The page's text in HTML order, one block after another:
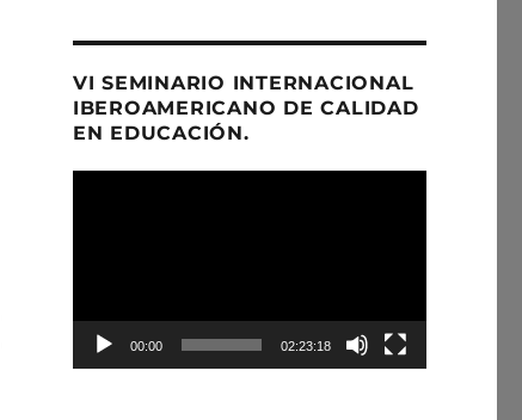
VI SEMINARIO INTERNACIONAL
IBEROAMERICANO DE CALIDAD
EN EDUCACIÓN.
00:00 02:23:18